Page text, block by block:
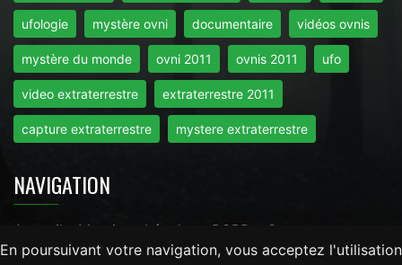
En poursuivant votre navigation, vous acceptez l'utilisation
ufologie mystère ovni documentaire vidéos ovnis
mystère du monde ovni 2011 ovnis 2011 ufo
video extraterrestre extraterrestre 2011
capture extraterrestre mystere extraterrestre
NAVIGATION
Accueil Mentions Légales RGPD Contact